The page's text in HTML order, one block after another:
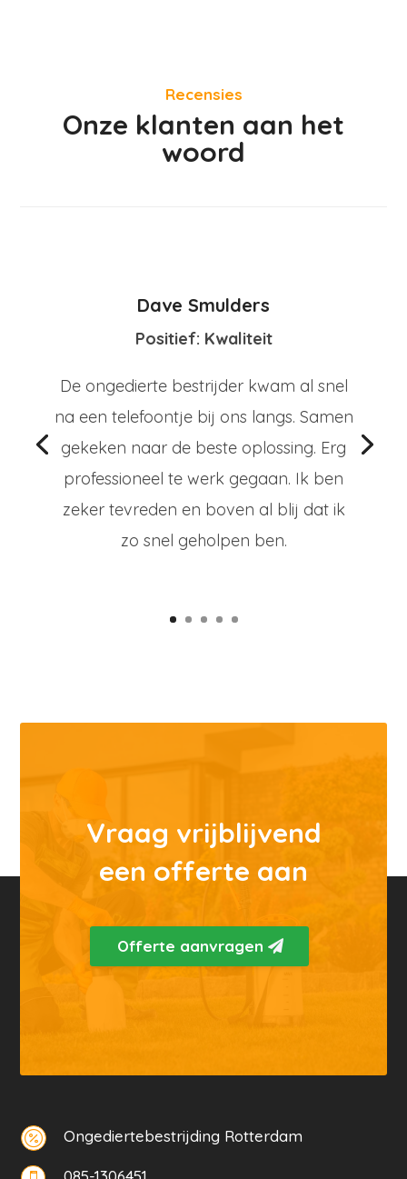
Recensies
Onze klanten aan het
woord
Dave Smulders
Positief: Kwaliteit
De ongedierte bestrijder kwam al snel
na een telefoontje bij ons langs. Samen
gekeken naar de beste oplossing. Erg
professioneel te werk gegaan. Ik ben
zeker tevreden en boven al blij dat ik
zo snel geholpen ben.
Vraag vrijblijvend
een offerte aan
Offerte aanvragen
 Ongediertebestrijding Rotterdam